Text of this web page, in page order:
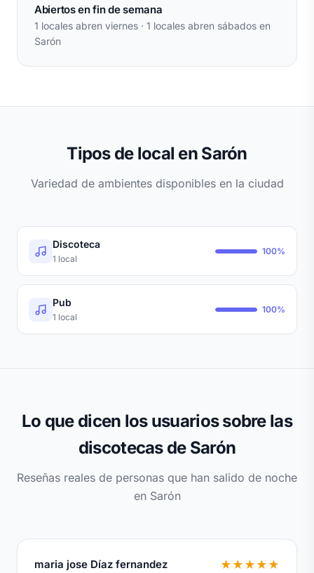
Abiertos en fin de semana
1 locales abren viernes · 1 locales abren sábados en
Sarón
Tipos de local en Sarón
Variedad de ambientes disponibles en la ciudad
Discoteca
1 local
100%
Pub
1 local
100%
Lo que dicen los usuarios sobre las
discotecas de Sarón
Reseñas reales de personas que han salido de noche
en Sarón
maria jose Díaz fernandez ★ ★ ★ ★ ★